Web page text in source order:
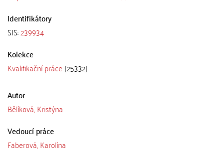
Identifikátory
SIS:239934
Kolekce
Kvalifikační práce [25332]
Autor
Bělíková, Kristýna
Vedoucí práce
Faberová, Karolína